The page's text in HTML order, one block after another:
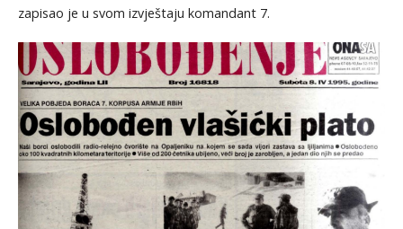
zapisao je u svom izvještaju komandant 7.